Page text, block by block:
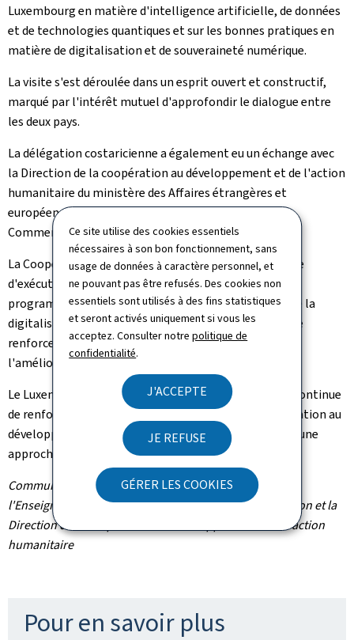
Ce site utilise des cookies essentiels
nécessaires à son bon fonctionnement, sans
usage de données à caractère personnel, et
ne pouvant pas être refusés. Des cookies non
essentiels sont utilisés à des fins statistiques
et seront activés uniquement si vous les
acceptez. Consulter notrepolitique de
confidentialité.
J'ACCEPTE
JE REFUSE
GÉRER LES COOKIES
Luxembourg en matière d'intelligence artificielle, de données
et de technologies quantiques et sur les bonnes pratiques en
matière de digitalisation et de souveraineté numérique.
La visite s'est déroulée dans un esprit ouvert et constructif,
marqué par l'intérêt mutuel d'approfondir le dialogue entre
les deux pays.
La délégation costaricienne a également eu un échange avec
la Direction de la coopération au développement et de l'action
humanitaire du ministère des Affaires étrangères et
européennes, de la Défense, de la Coopération et du
Commerce extérieur.
La Coopération luxembourgeoise, à travers son agence
d'exécution LuxDev, met actuellement en oeuvre un
programme bilatéral au Costa Rica dans le domaine de la
digitalisation et de l'e-gouvernance, afin de soutenir le
renforcement des capacités numériques du pays et
l'amélioration de la prestation des services publics.
Le Luxembourg, à travers son ambassade à San José, continue
de renforcer progressivement ses relations de coopération au
développement en Amérique centrale, dans le cadre d'une
approche régionale.
Communiqué par le ministère de la Recherche et de
l'Enseignement supérieur, le ministère de la Digitalisation et la
Direction de la coopération au développement et de l'action
humanitaire
Pour en savoir plus